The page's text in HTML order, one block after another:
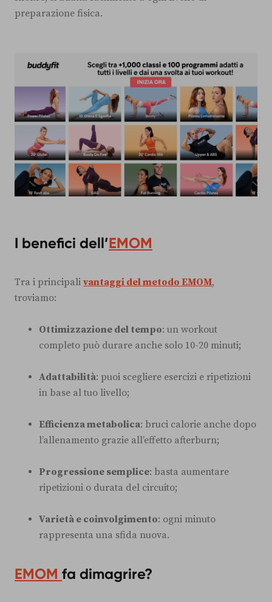
preparazione fisica.
I benefici dell’EMOM
Tra i principali vantaggi del metodo EMOM,
troviamo:
Ottimizzazione del tempo: un workout
completo può durare anche solo 10-20 minuti;
Adattabilità: puoi scegliere esercizi e ripetizioni
in base al tuo livello;
Efficienza metabolica: bruci calorie anche dopo
l’allenamento grazie all’effetto afterburn;
Progressione semplice: basta aumentare
ripetizioni o durata del circuito;
Varietà e coinvolgimento: ogni minuto
rappresenta una sfida nuova.
EMOM fa dimagrire?